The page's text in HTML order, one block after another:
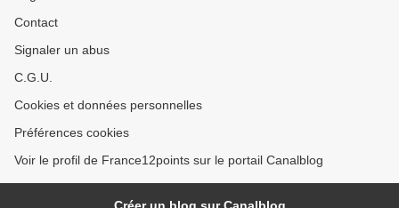
Contact
Signaler un abus
C.G.U.
Cookies et données personnelles
Préférences cookies
Voir le profil de France12points sur le portail Canalblog